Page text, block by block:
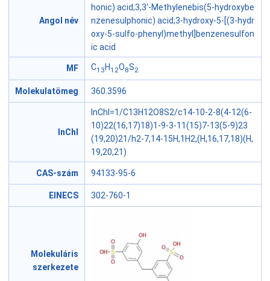
Angol név
honic) acid;3,3'-Methylenebis(5-hydroxybe
nzenesulphonic) acid;3-hydroxy-5-[(3-hydr
oxy-5-sulfo-phenyl)methyl]benzenesulfon
ic acid
MF C13 H12O8S2
Molekulatömeg 360.3596
InChI
InChI=1/C13H12O8S2/c14-10-2-8(4-12(6-
10)22(16,17)18)1-9-3-11(15)7-13(5-9)23
(19,20)21/h2-7,14-15H,1H2,(H,16,17,18)(H,
19,20,21)
CAS-szám 94133-95-6
EINECS 302-760-1
Molekuláris
szerkezete